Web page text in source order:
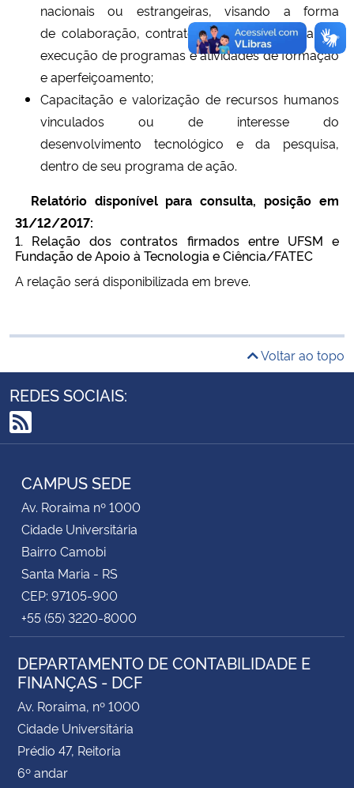
nacionais ou estrangeiras, visando a forma
de colaboração, contratos ou convênios, para a
execução de programas e atividades de formação
e aperfeiçoamento;
Capacitação e valorização de recursos humanos
vinculados ou de interesse do
desenvolvimento tecnológico e da pesquisa,
dentro de seu programa de ação.
Relatório disponível para consulta, posição em
31/12/2017:
1. Relação dos contratos firmados entre UFSM e
Fundação de Apoio à Tecnologia e Ciência/FATEC
A relação será disponibilizada em breve.
Voltar ao topo
REDES SOCIAIS:
RSS
CAMPUS SEDE
Av. Roraima nº 1000
Cidade Universitária
Bairro Camobi
Santa Maria - RS
CEP: 97105-900
+55 (55) 3220-8000
DEPARTAMENTO DE CONTABILIDADE E
FINANÇAS - DCF
Av. Roraima, nº 1000
Cidade Universitária
Prédio 47, Reitoria
6º andar